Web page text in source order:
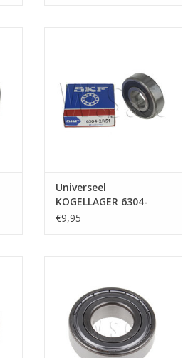
Universeel
KOGELLAGER 6304-
LLU/RS
€9,95